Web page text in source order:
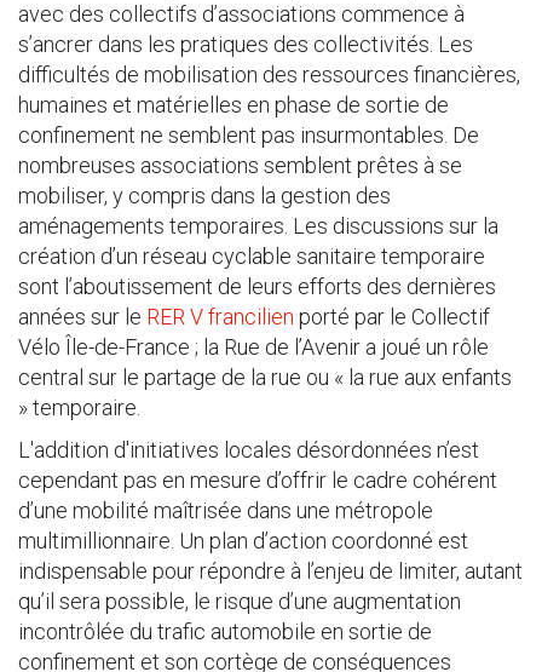
avec des collectifs d’associations commence à
s’ancrer dans les pratiques des collectivités. Les
difficultés de mobilisation des ressources financières,
humaines et matérielles en phase de sortie de
confinement ne semblent pas insurmontables. De
nombreuses associations semblent prêtes à se
mobiliser, y compris dans la gestion des
aménagements temporaires. Les discussions sur la
création d’un réseau cyclable sanitaire temporaire
sont l’aboutissement de leurs efforts des dernières
années sur le RER V francilien porté par le Collectif
Vélo Île-de-France ; la Rue de l’Avenir a joué un rôle
central sur le partage de la rue ou « la rue aux enfants
» temporaire.
L'addition d'initiatives locales désordonnées n’est
cependant pas en mesure d’offrir le cadre cohérent
d’une mobilité maîtrisée dans une métropole
multimillionnaire. Un plan d’action coordonné est
indispensable pour répondre à l’enjeu de limiter, autant
qu’il sera possible, le risque d’une augmentation
incontrôlée du trafic automobile en sortie de
confinement et son cortège de conséquences